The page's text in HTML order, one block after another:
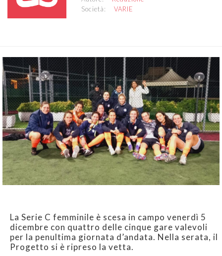
Società:VARIE
La Serie C femminile è scesa in campo venerdì 5
dicembre con quattro delle cinque gare valevoli
per la penultima giornata d’andata. Nella serata, il
Progetto si è ripreso la vetta.